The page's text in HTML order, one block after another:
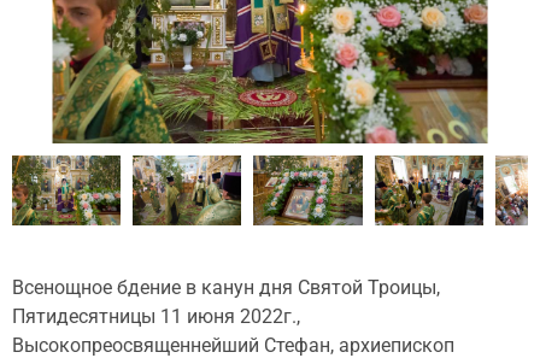
Всенощное бдение в канун дня Святой Троицы,
Пятидесятницы 11 июня 2022г.,
Высокопреосвященнейший Стефан, архиепископ